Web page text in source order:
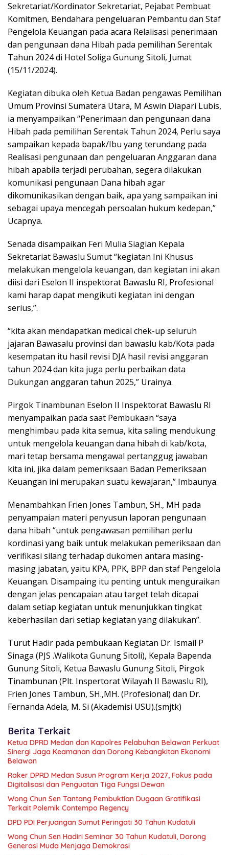
Sekretariat/Kordinator Sekretariat, Pejabat Pembuat
Komitmen, Bendahara pengeluaran Pembantu dan Staf
Pengelola Keuangan pada acara Relalisasi penerimaan
dan pengunaan dana Hibah pada pemilihan Serentak
Tahun 2024 di Hotel Soliga Gunung Sitoli, Jumat
(15/11/2024).
Kegiatan dibuka oleh Ketua Badan pengawas Pemilihan
Umum Provinsi Sumatera Utara, M Aswin Diapari Lubis,
ia menyampaikan “Penerimaan dan pengunaan dana
Hibah pada pemilihan Serentak Tahun 2024, Perlu saya
sampaikan kepada bapak/Ibu yang terundang pada
Realisasi pengunaan dan pengeluaran Anggaran dana
hibah apabila terjadi perubahan, segera dilakukan
komunikasi pengunaan Dana hibah agar
dikomunikasikan dengan baik, apa yang sampaikan ini
sebagai upaya mencegah persoalan hukum kedepan,”
Ucapnya.
Senada disampaikan Feri Mulia Siagian Kepala
Sekretariat Bawaslu Sumut “kegiatan Ini Khusus
melakukan mengelola keuangan, dan kegiatan ini akan
diisi dari Eselon II inspektorat Bawaslu RI, Profesional
kami harap dapat mengikuti kegiatan ini dengan
serius,”.
“kita akan mendapatkan medical chek-up seluruh
jajaran Bawasalu provinsi dan bawaslu kab/Kota pada
kesempatan itu hasil revisi DJA hasil revisi anggaran
tahun 2024 dan kita juga perlu perbaikan data
Dukungan anggaran tahun 2025,” Urainya.
Pirgok Tinambunan Eselon II Inspektorat Bawaslu RI
menyampaikan pada saat Pembukaan “saya
menghimbau pada kita semua, kita saling mendukung
untuk mengelola keuangan dana hibah di kab/kota,
mari tetap bersama mengawal pertanggug jawaban
kita ini, jika dalam pemeriksaan Badan Pemeriksaan
Keuangan ini merupakan suatu kewajaran,” Imbaunya.
Menambahkan Frien Jones Tambun, SH., MH pada
penyampaian materi penyusun laporan pengunaan
dana hibah “untuk pengawasan pemilihan perlu
kordinasi yang baik untuk melakukan pemeriksaan dan
verifikasi silang terhadap dukomen antara masing-
masing jabatan, yaitu KPA, PPK, BPP dan staf Pengelola
Keuangan. Disampaing itu penting untuk menguraikan
dengan jelas pencapaian atau target telah dicapai
dalam setiap kegiatan untuk menunjukkan tingkat
keberhasilan dari setiap kegiatan yang dilakukan”.
Turut Hadir pada pembukaan Kegiatan Dr. Ismail P
Sinaga (PJS .Walikota Gunung Sitoli), Kepala Bapenda
Gunung Sitoli, Ketua Bawaslu Gunung Sitoli, Pirgok
Tinambunan (Plt. Inspertorat Wilayah II Bawaslu RI),
Frien Jones Tambun, SH.,MH. (Profesional) dan Dr.
Fernanda Adela, M. Si (Akademisi USU).(smjtk)
Berita Terkait
Ketua DPRD Medan dan Kapolres Pelabuhan Belawan Perkuat
Sinergi Jaga Keamanan dan Dorong Kebangkitan Ekonomi
Belawan
Raker DPRD Medan Susun Program Kerja 2027, Fokus pada
Digitalisasi dan Penguatan Tiga Fungsi Dewan
Wong Chun Sen Tantang Pembuktian Dugaan Gratifikasi
Terkait Polemik Contempo Regency
DPD PDI Perjuangan Sumut Peringati 30 Tahun Kudatuli
Wong Chun Sen Hadiri Seminar 30 Tahun Kudatuli, Dorong
Generasi Muda Menjaga Demokrasi